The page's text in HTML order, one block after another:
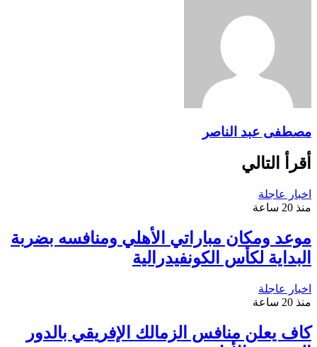
مصطفى عبد الناصر
أقرأ التالي
اخبار عاجلة
منذ 20 ساعة
موعد ومكان مباراتي الأهلي ومنافسه بضربة
البداية لكأس الكونفيدرالية
اخبار عاجلة
منذ 20 ساعة
كاف يعلن منافس الزمالك الإفريقي بالدور